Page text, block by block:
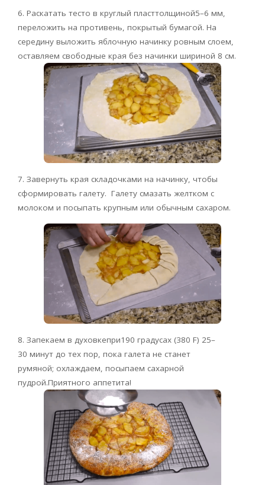
6. Раскатать тесто в круглый пласттолщиной5–6 мм,
переложить на противень, покрытый бумагой. На
середину выложить яблочную начинку ровным слоем,
оставляем свободные края без начинки шириной 8 см.
7. Завернуть края складочками на начинку, чтобы
сформировать галету. Галету смазать желтком с
молоком и посыпать крупным или обычным сахаром.
8. Запекаем в духовкепри190 градусах (380 F) 25–
30 минут до тех пор, пока галета не станет
румяной; охлаждаем, посыпаем сахарной
пудрой.Приятного аппетита!